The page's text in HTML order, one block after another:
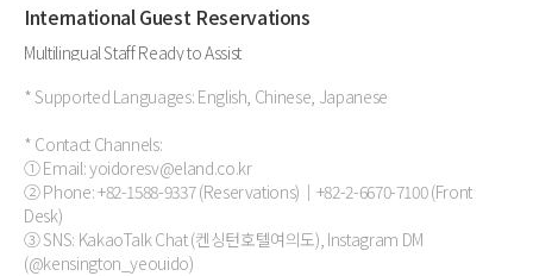
International Guest Reservations
Multilingual Staff Ready to Assist
* Supported Languages: English, Chinese, Japanese
* Contact Channels:
① Email: yoidoresv@eland.co.kr
② Phone: +82-1588-9337 (Reservations)｜+82-2-6670-7100 (Front
Desk)
③ SNS: KakaoTalk Chat (켄싱턴호텔여의도), Instagram DM
(@kensington_yeouido)